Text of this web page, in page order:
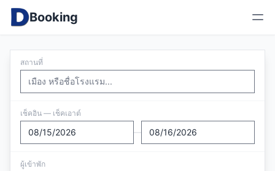
Booking
สถานที่
เช็คอิน — เช็คเอาต์
—
ผู้เข้าพัก